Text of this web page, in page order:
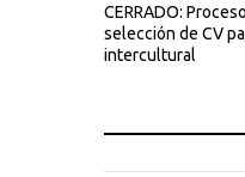
CERRADO:
selección de CV
intercultural